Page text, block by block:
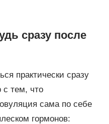
сразу после
практически сразу
с тем, что
сама по себе
гормонов: